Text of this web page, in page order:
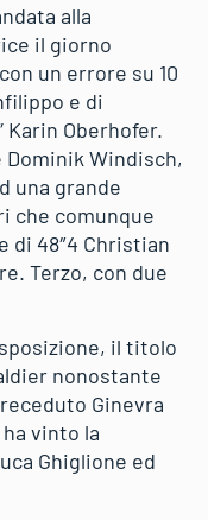
alla
il giorno
un errore su 10
e di
Karin Oberhofer.
Dominik Windisch,
una grande
che comunque
di 48″4 Christian
Terzo, con due
il titolo
nonostante
Ginevra
ha vinto la
Ghiglione ed